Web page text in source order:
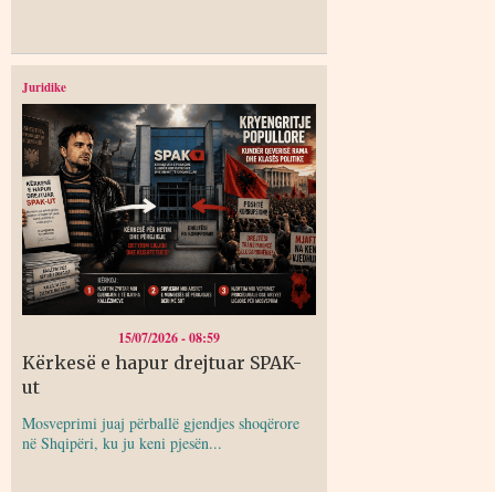
Juridike
15/07/2026 - 08:59
Kërkesë e hapur drejtuar SPAK-
ut
Mosveprimi juaj përballë gjendjes shoqërore
në Shqipëri, ku ju keni pjesën...